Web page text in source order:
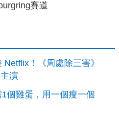
賽道
Netflix！《周處除三害》
演
個雞蛋，用一個瘦一個